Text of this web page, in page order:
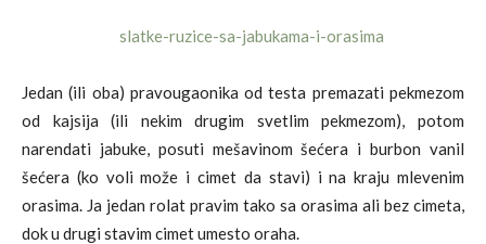
Jedan (ili oba) pravougaonika od testa premazati pekmezom
od kajsija (ili nekim drugim svetlim pekmezom), potom
narendati jabuke, posuti mešavinom šećera i burbon vanil
šećera (ko voli može i cimet da stavi) i na kraju mlevenim
orasima. Ja jedan rolat pravim tako sa orasima ali bez cimeta,
dok u drugi stavim cimet umesto oraha.